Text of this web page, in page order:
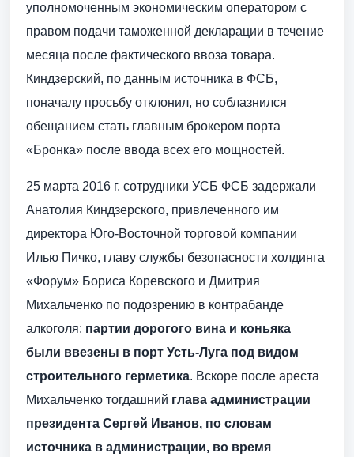
уполномоченным экономическим оператором с
правом подачи таможенной декларации в течение
месяца после фактического ввоза товара.
Киндзерский, по данным источника в ФСБ,
поначалу просьбу отклонил, но соблазнился
обещанием стать главным брокером порта
«Бронка» после ввода всех его мощностей.
25 марта 2016 г. сотрудники УСБ ФСБ задержали
Анатолия Киндзерского, привлеченного им
директора Юго-Восточной торговой компании
Илью Пичко, главу службы безопасности холдинга
«Форум» Бориса Коревского и Дмитрия
Михальченко по подозрению в контрабанде
алкоголя: партии дорогого вина и коньяка
были ввезены в порт Усть-Луга под видом
строительного герметика. Вскоре после ареста
Михальченко тогдашний глава администрации
президента Сергей Иванов, по словам
источника в администрации, во время